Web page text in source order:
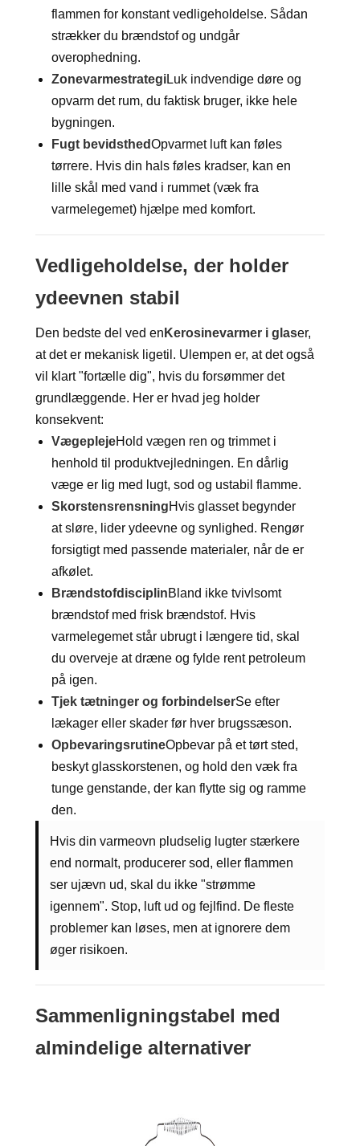
flammen for konstant vedligeholdelse. Sådan
strækker du brændstof og undgår
overophedning.
ZonevarmestrategiLuk indvendige døre og
opvarm det rum, du faktisk bruger, ikke hele
bygningen.
Fugt bevidsthedOpvarmet luft kan føles
tørrere. Hvis din hals føles kradser, kan en
lille skål med vand i rummet (væk fra
varmelegemet) hjælpe med komfort.
Vedligeholdelse, der holder
ydeevnen stabil
Den bedste del ved en Kerosinevarmer i glaser,
at det er mekanisk ligetil. Ulempen er, at det også
vil klart "fortælle dig", hvis du forsømmer det
grundlæggende. Her er hvad jeg holder
konsekvent:
VægeplejeHold vægen ren og trimmet i
henhold til produktvejledningen. En dårlig
væge er lig med lugt, sod og ustabil flamme.
SkorstensrensningHvis glasset begynder
at sløre, lider ydeevne og synlighed. Rengør
forsigtigt med passende materialer, når de er
afkølet.
BrændstofdisciplinBland ikke tvivlsomt
brændstof med frisk brændstof. Hvis
varmelegemet står ubrugt i længere tid, skal
du overveje at dræne og fylde rent petroleum
på igen.
Tjek tætninger og forbindelserSe efter
lækager eller skader før hver brugssæson.
OpbevaringsrutineOpbevar på et tørt sted,
beskyt glasskorstenen, og hold den væk fra
tunge genstande, der kan flytte sig og ramme
den.
Hvis din varmeovn pludselig lugter stærkere
end normalt, producerer sod, eller flammen
ser ujævn ud, skal du ikke "strømme
igennem". Stop, luft ud og fejlfind. De fleste
problemer kan løses, men at ignorere dem
øger risikoen.
Sammenligningstabel med
almindelige alternativer